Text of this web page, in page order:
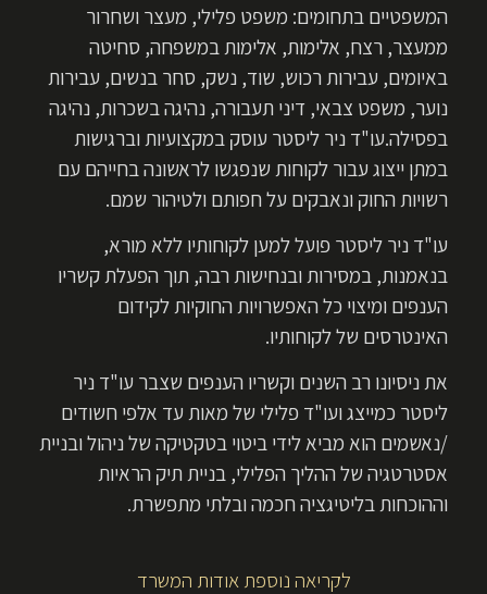
המשפטיים בתחומים: משפט פלילי, מעצר ושחרור
ממעצר, רצח, אלימות, אלימות במשפחה, סחיטה
באיומים, עבירות רכוש, שוד, נשק, סחר בנשים, עבירות
נוער, משפט צבאי, דיני תעבורה, נהיגה בשכרות, נהיגה
בפסילה.עו"ד ניר ליסטר עוסק במקצועיות וברגישות
במתן ייצוג עבור לקוחות שנפגשו לראשונה בחייהם עם
רשויות החוק ונאבקים על חפותם ולטיהור שמם.
עו"ד ניר ליסטר פועל למען לקוחותיו ללא מורא,
בנאמנות, במסירות ובנחישות רבה, תוך הפעלת קשריו
הענפים ומיצוי כל האפשרויות החוקיות לקידום
האינטרסים של לקוחותיו.
את ניסיונו רב השנים וקשריו הענפים שצבר עו"ד ניר
ליסטר כמייצג ועו"ד פלילי של מאות עד אלפי חשודים
/נאשמים הוא מביא לידי ביטוי בטקטיקה של ניהול ובניית
אסטרטגיה של ההליך הפלילי, בניית תיק הראיות
וההוכחות בליטיגציה חכמה ובלתי מתפשרת.
לקריאה נוספת אודות המשרד